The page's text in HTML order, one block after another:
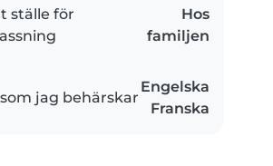
ställe för
Hos
familjen
jag behärskar
Engelska
Franska